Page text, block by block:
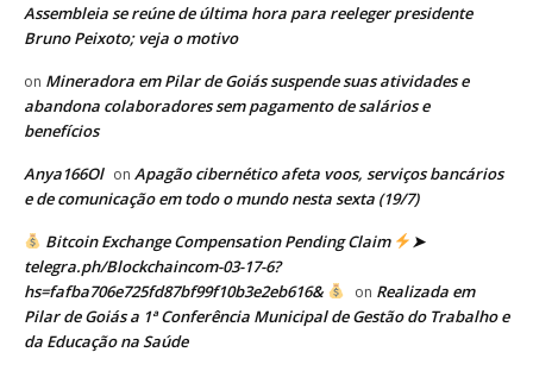
Assembleia se reúne de última hora para reeleger presidente
Bruno Peixoto; veja o motivo
on Mineradora em Pilar de Goiás suspende suas atividades e
abandona colaboradores sem pagamento de salários e
benefícios
Anya166Ol on Apagão cibernético afeta voos, serviços bancários
e de comunicação em todo o mundo nesta sexta (19/7)
Bitcoin Exchange Compensation Pending Claim
➤
telegra.ph/Blockchaincom-03-17-6?
hs=fafba706e725fd87bf99f10b3e2eb616&
on Realizada em
Pilar de Goiás a 1ª Conferência Municipal de Gestão do Trabalho e
da Educação na Saúde